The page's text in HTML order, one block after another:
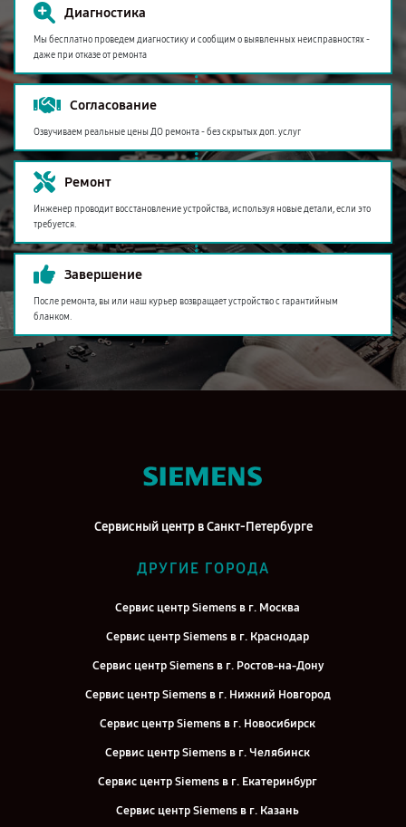
Диагностика
Мы бесплатно проведем диагностику и сообщим о выявленных неисправностях -
даже при отказе от ремонта
Согласование
Озвучиваем реальные цены ДО ремонта - без скрытых доп. услуг
Ремонт
Инженер проводит восстановление устройства, используя новые детали, если это
требуется.
Завершение
После ремонта, вы или наш курьер возвращает устройство с гарантийным
бланком.
Сервисный центр в Санкт-Петербурге
ДРУГИЕ ГОРОДА
Сервис центр Siemens в г. Москва
Сервис центр Siemens в г. Краснодар
Сервис центр Siemens в г. Ростов-на-Дону
Сервис центр Siemens в г. Нижний Новгород
Сервис центр Siemens в г. Новосибирск
Сервис центр Siemens в г. Челябинск
Сервис центр Siemens в г. Екатеринбург
Сервис центр Siemens в г. Казань